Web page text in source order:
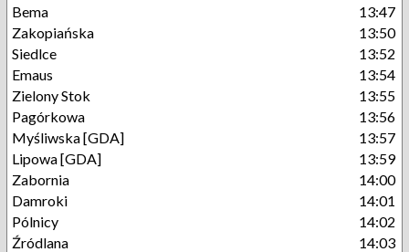
Bema
13:47
Zakopiańska
13:50
Siedlce
13:52
Emaus
13:54
Zielony Stok
13:55
Pagórkowa
13:56
Myśliwska [GDA]
13:57
Lipowa [GDA]
13:59
Zabornia
14:00
Damroki
14:01
Pólnicy
14:02
Źródlana
14:03